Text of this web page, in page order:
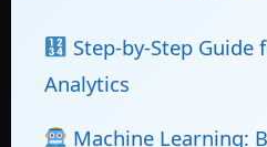
Step-by-Step
Analytics
Machine Learning: